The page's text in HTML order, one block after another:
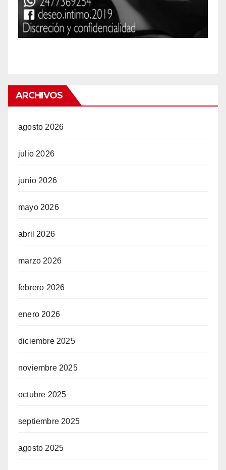
ARCHIVOS
agosto 2026
julio 2026
junio 2026
mayo 2026
abril 2026
marzo 2026
febrero 2026
enero 2026
diciembre 2025
noviembre 2025
octubre 2025
septiembre 2025
agosto 2025